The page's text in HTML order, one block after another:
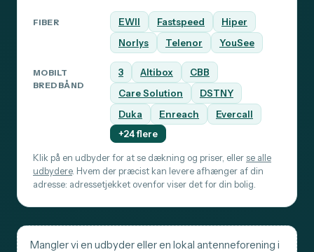
FIBER EWII Fastspeed
Hiper
Norlys
Telenor YouSee
MOBILT
BREDBÅND
3 Altibox
CBB
Care Solution
DSTNY
Duka
Enreach
Evercall
+24 flere
Klik på en udbyder for at se dækning og priser, eller se alle
udbydere. Hvem der præcist kan levere afhænger af din
adresse: adressetjekket ovenfor viser det for din bolig.
Mangler vi en udbyder eller en lokal antenneforening i